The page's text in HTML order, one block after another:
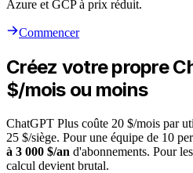
Azure et GCP à prix réduit.
Commencer
Créez votre propre
$/mois ou moins
ChatGPT Plus coûte 20 $/mois par
25 $/siège. Pour une équipe de 10
à 3 000 $/an d'abonnements. Pour
calcul devient brutal.